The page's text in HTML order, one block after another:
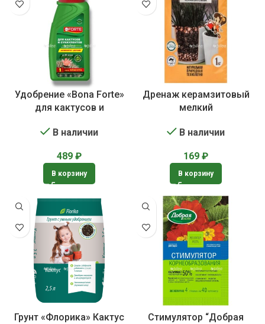
Удобрение «Bona Forte»
для кактусов и
В наличии
489 ₽
В корзину
Дренаж керамзитовый
мелкий
В наличии
169 ₽
В корзину
Грунт «Флорика» Кактус
Стимулятор “Добрая